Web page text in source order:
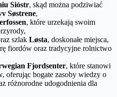
Sióstr, skąd można podziwiać
Søstrene,
, które urzekają swoim
szlak Løsta, doskonałe miejsca,
fiordów oraz tradycyjne rolnictwo
Fjordsenter, które stanowi
oferując bogate zasoby wiedzy o
różnorodne udogodnienia dla